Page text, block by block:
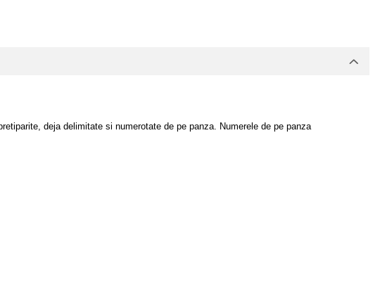
deja delimitate si numerotate de pe panza. Numerele de pe panza